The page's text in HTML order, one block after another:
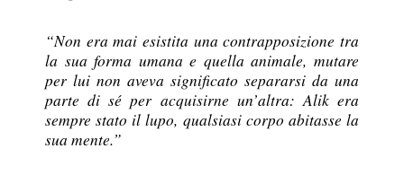
“Non era mai esistita una contrapposizione tra
la sua forma umana e quella animale, mutare
per lui non aveva significato separarsi da una
parte di sé per acquisirne un’altra: Alik era
sempre stato il lupo, qualsiasi corpo abitasse la
sua mente.”